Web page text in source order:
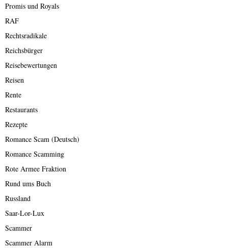
Promis und Royals
RAF
Rechtsradikale
Reichsbürger
Reisebewertungen
Reisen
Rente
Restaurants
Rezepte
Romance Scam (Deutsch)
Romance Scamming
Rote Armee Fraktion
Rund ums Buch
Russland
Saar-Lor-Lux
Scammer
Scammer Alarm